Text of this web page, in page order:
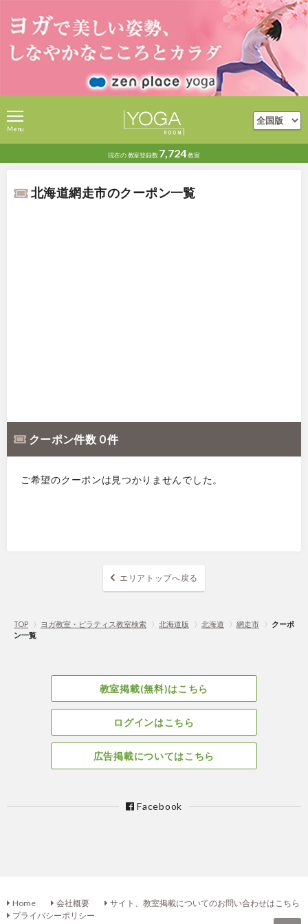
現在の教室登録数 7,724教室
Menu
北海道網走市のクーポン一覧
クーポン件数 0 件
ご希望のクーポンは見つかりませんでした。
エリアトップへ戻る
TOP 〉 ヨガ教室・ピラティス教室検索 〉 北海道版 〉 北海道 〉 網走市 〉 クーポ
ン一覧
教室掲載(無料)はこちら
ログインはこちら
広告掲載についてはこちら
Facebook
Home 会社概要
サイト、教室掲載についてのお問い合わせはこちら
プライバシーポリシー